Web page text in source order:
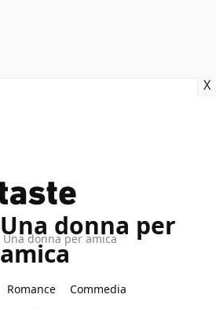
X
Una donna per amica
Una donna per
amica
Romance
Commedia